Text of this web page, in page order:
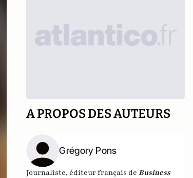
A PROPOS DES AUTEURS
Grégory Pons
Journaliste, éditeur français deBusiness